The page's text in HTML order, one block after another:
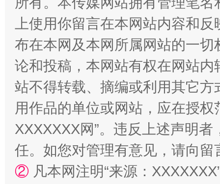
漫山遍野的桃花与雪山、麦地、白藏房 除
上使用你留言在本网站内容和
布在本网及本网所属网站的一
论和投稿，本网站有权在网站
站不得转载、摘编或利用其它
用作品的单位或网站，应在授
XXXXXXX网”。违反上述声明
任。如您对管理有意见，请向
② 凡本网注明“来源：